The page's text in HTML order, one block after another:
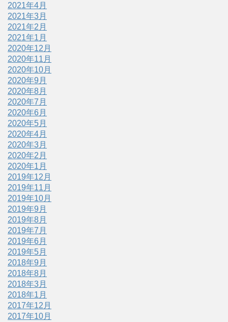
2021年4月
2021年3月
2021年2月
2021年1月
2020年12月
2020年11月
2020年10月
2020年9月
2020年8月
2020年7月
2020年6月
2020年5月
2020年4月
2020年3月
2020年2月
2020年1月
2019年12月
2019年11月
2019年10月
2019年9月
2019年8月
2019年7月
2019年6月
2019年5月
2018年9月
2018年8月
2018年3月
2018年1月
2017年12月
2017年10月